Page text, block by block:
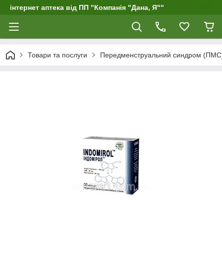
інтернет аптека від ПП "Компанія "Дана, Я""
Товари та послуги Передменструальний синдром